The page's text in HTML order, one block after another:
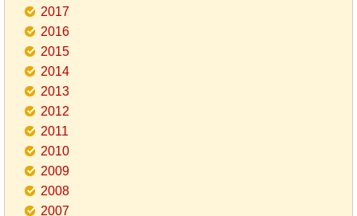
2017
2016
2015
2014
2013
2012
2011
2010
2009
2008
2007